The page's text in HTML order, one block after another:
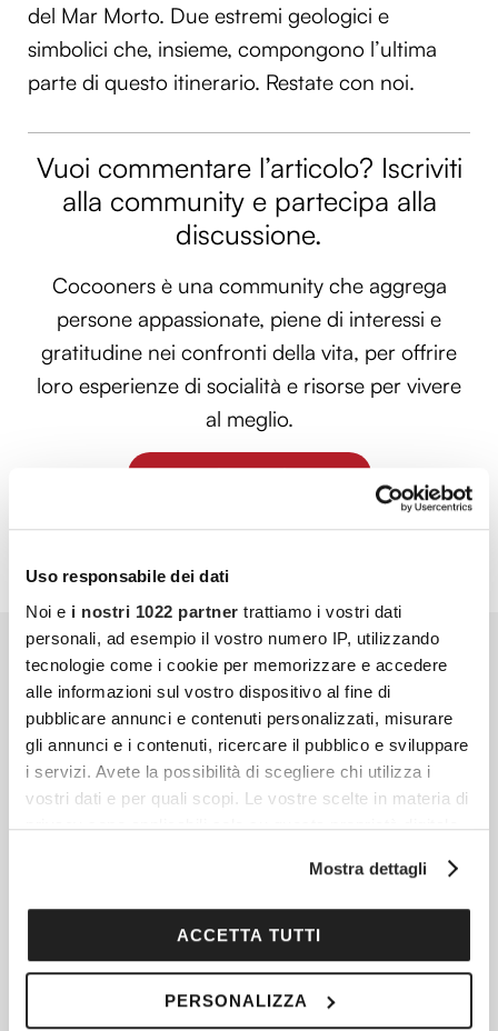
Uso responsabile dei dati
Noi e i nostri 1022 partner trattiamo i vostri dati
personali, ad esempio il vostro numero IP, utilizzando
tecnologie come i cookie per memorizzare e accedere
alle informazioni sul vostro dispositivo al fine di
pubblicare annunci e contenuti personalizzati, misurare
gli annunci e i contenuti, ricercare il pubblico e sviluppare
i servizi. Avete la possibilità di scegliere chi utilizza i
vostri dati e per quali scopi. Le vostre scelte in materia di
privacy sono applicabili solo su questa proprietà digitale
modificare o revocare il proprio consenso in qualsiasi
momento dalla Dichiarazione sui cookie o facendo clic
sull'icona di attivazione della privacy.
raccogliere informazioni sulla tua posizione
Mostra dettagli
ACCETTA TUTTI
PERSONALIZZA
del Mar Morto. Due estremi geologici e
simbolici che, insieme, compongono l’ultima
parte di questo itinerario. Restate con noi.
Vuoi commentare l’articolo? Iscriviti
alla community e partecipa alla
discussione.
Cocooners è una community che aggrega
persone appassionate, piene di interessi e
gratitudine nei confronti della vita, per offrire
loro esperienze di socialità e risorse per vivere
al meglio.
PARTECIPA ANCHE TU